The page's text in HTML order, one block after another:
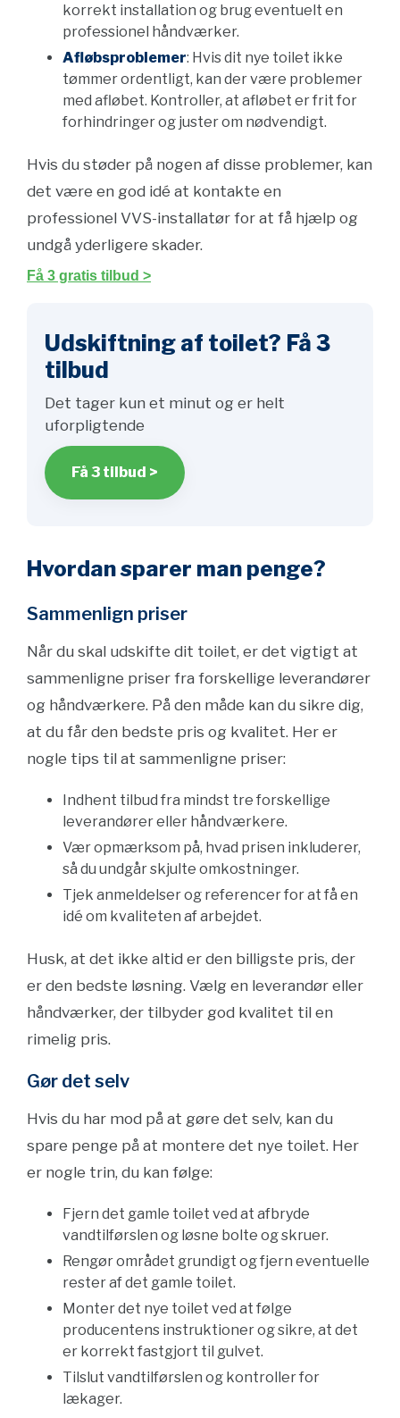
korrekt installation og brug eventuelt en
professionel håndværker.
Afløbsproblemer: Hvis dit nye toilet ikke
tømmer ordentligt, kan der være problemer
med afløbet. Kontroller, at afløbet er frit for
forhindringer og juster om nødvendigt.
Hvis du støder på nogen af disse problemer, kan
det være en god idé at kontakte en
professionel VVS-installatør for at få hjælp og
undgå yderligere skader.
Få 3 gratis tilbud >
Udskiftning af toilet? Få 3
tilbud
Det tager kun et minut og er helt
uforpligtende
Få 3 tilbud >
Hvordan sparer man penge?
Sammenlign priser
Når du skal udskifte dit toilet, er det vigtigt at
sammenligne priser fra forskellige leverandører
og håndværkere. På den måde kan du sikre dig,
at du får den bedste pris og kvalitet. Her er
nogle tips til at sammenligne priser:
Indhent tilbud fra mindst tre forskellige
leverandører eller håndværkere.
Vær opmærksom på, hvad prisen inkluderer,
så du undgår skjulte omkostninger.
Tjek anmeldelser og referencer for at få en
idé om kvaliteten af arbejdet.
Husk, at det ikke altid er den billigste pris, der
er den bedste løsning. Vælg en leverandør eller
håndværker, der tilbyder god kvalitet til en
rimelig pris.
Gør det selv
Hvis du har mod på at gøre det selv, kan du
spare penge på at montere det nye toilet. Her
er nogle trin, du kan følge:
Fjern det gamle toilet ved at afbryde
vandtilførslen og løsne bolte og skruer.
Rengør området grundigt og fjern eventuelle
rester af det gamle toilet.
Monter det nye toilet ved at følge
producentens instruktioner og sikre, at det
er korrekt fastgjort til gulvet.
Tilslut vandtilførslen og kontroller for
lækager.